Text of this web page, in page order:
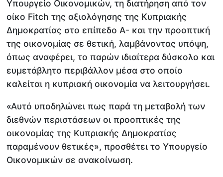
Υπουργείο Οικονομικών, τη διατήρηση από τον
οίκο Fitch της αξιολόγησης της Κυπριακής
Δημοκρατίας στο επίπεδο Α- και την προοπτική
της οικονομίας σε θετική, λαμβάνοντας υπόψη,
όπως αναφέρει, το παρών ιδιαίτερα δύσκολο και
ευμετάβλητο περιβάλλον μέσα στο οποίο
καλείται η κυπριακή οικονομία να λειτουργήσει.
«Αυτό υποδηλώνει πως παρά τη μεταβολή των
διεθνών περιστάσεων οι προοπτικές της
οικονομίας της Κυπριακής Δημοκρατίας
παραμένουν θετικές», προσθέτει το Υπουργείο
Οικονομικών σε ανακοίνωση.